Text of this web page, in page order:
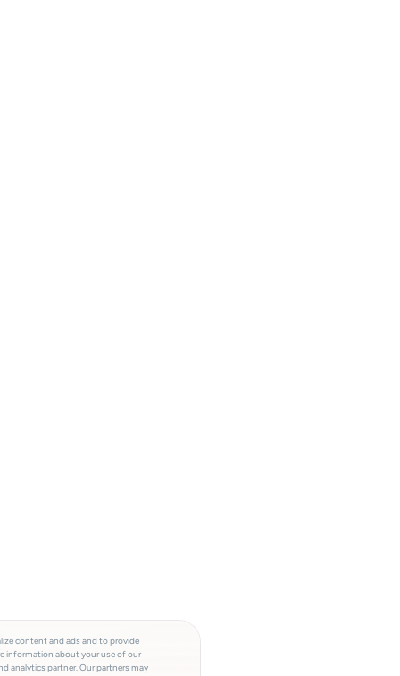
content and ads and to provide
information about your use of our
analytics partner. Our partners may